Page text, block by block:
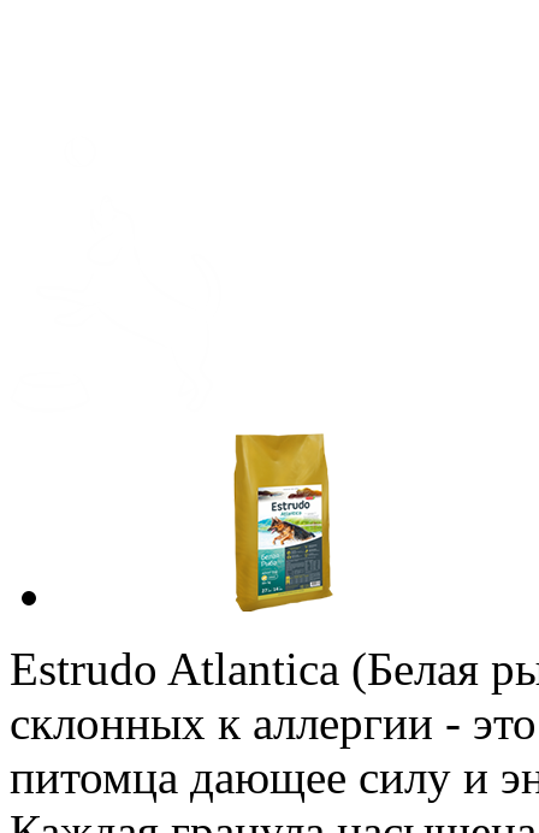
Estrudo Atlantica (Белая
склонных к аллергии -
питомца дающее силу и